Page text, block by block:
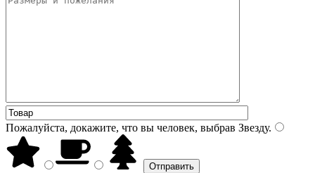
Пожалуйста, докажите, что вы человек, выбрав Звезду.